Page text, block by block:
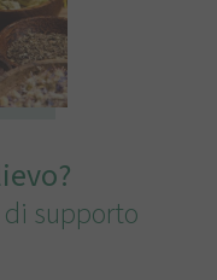
supporto